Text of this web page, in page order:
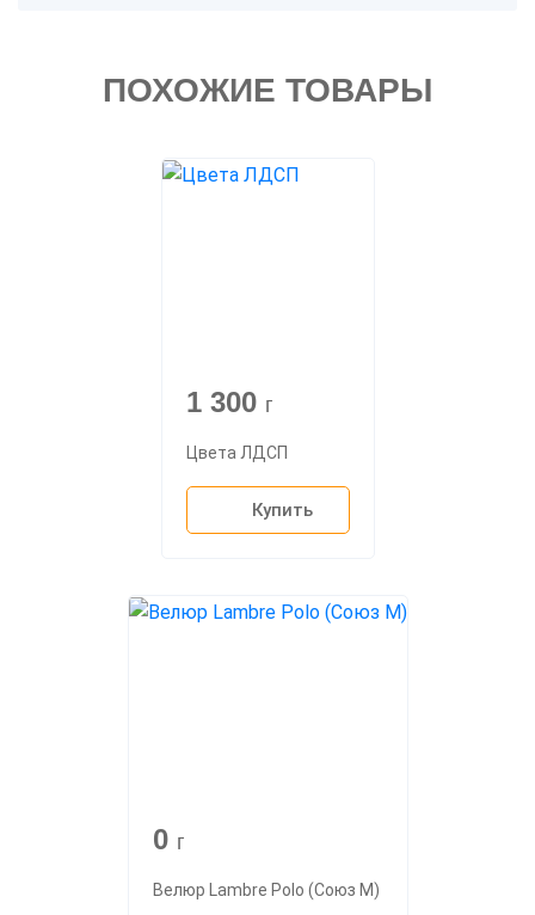
ПОХОЖИЕ ТОВАРЫ
1 300 г
Цвета ЛДСП
Купить
0 г
Велюр Lambre Polo (Союз М)